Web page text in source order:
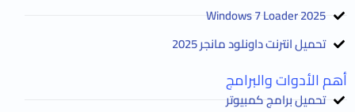
2025 Windows 7 Loader
تحميل انترنت داونلود مانجر 2025
أهم الأدوات والبرامج
تحميل برامج كمبيوتر